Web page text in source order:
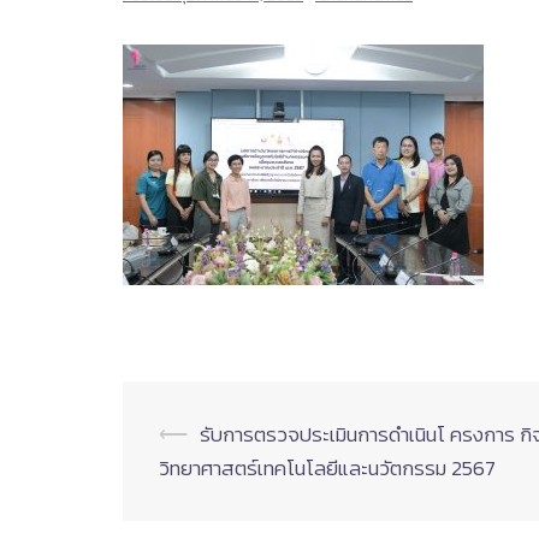
Post
navigation
⟵ รับการตรวจประเมินการดำเนินโ ครงการ
วิทยาศาสตร์เทคโนโลยีและนวัตกรรม 2567